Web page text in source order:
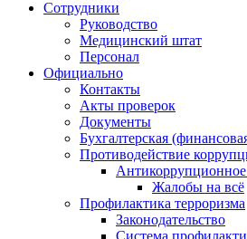
Сотрудники
Руководство
Медицинский штат
Персонал
Официально
Контакты
Акты проверок
Документы
Бухгалтерская
Противодействие
Жалобы на всё
Профилактика терроризма
Законодательство
Система